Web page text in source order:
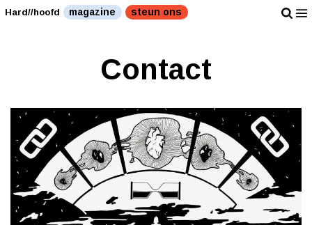
Hard//hoofd magazine steun ons
Contact